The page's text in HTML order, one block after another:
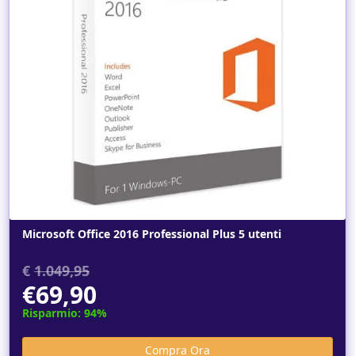
Microsoft Office 2016 Professional Plus 5 utenti
€ 1.049,95
€69,90
Risparmio: 94%